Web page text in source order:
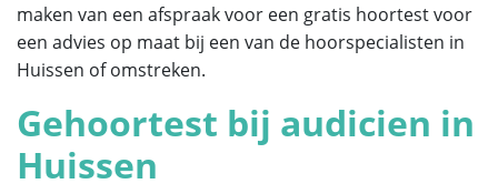
maken van een afspraak voor een gratis hoortest voor
een advies op maat bij een van de hoorspecialisten in
Huissen of omstreken.
Gehoortest bij audicien in
Huissen